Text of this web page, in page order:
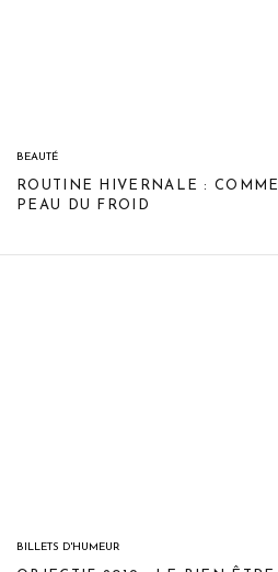
BEAUTÉ
ROUTINE HIVERNALE :
PEAU DU FROID
BILLETS D'HUMEUR